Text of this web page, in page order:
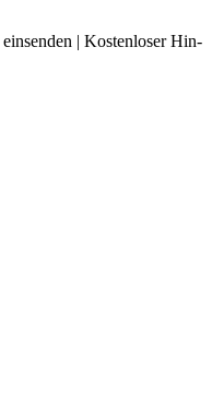
einsenden | Kostenloser Hin-